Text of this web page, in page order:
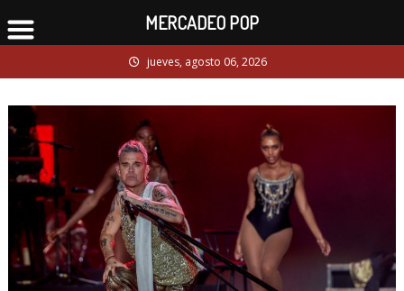
to
jueves, agosto 06, 2026
MERCADEO POP